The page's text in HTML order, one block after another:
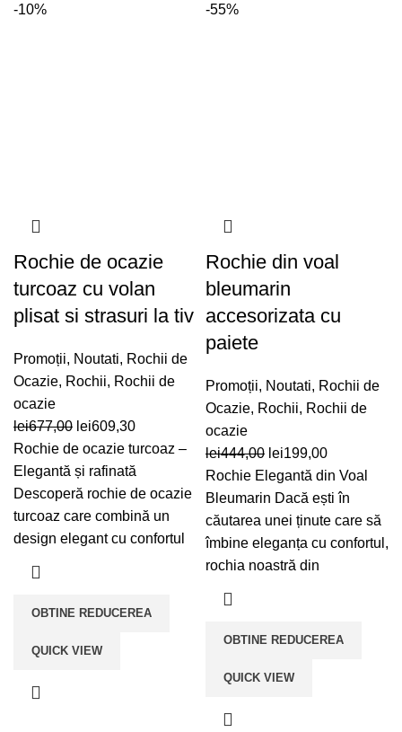
-10%
Rochie de ocazie
turcoaz cu volan
plisat si strasuri la tiv
Promoții, Noutati, Rochii de
Ocazie, Rochii, Rochii de
ocazie
lei677,00 Prețul
inițial
a
fost:
lei677,00.
lei609,30Prețul
curent
este:
lei609,30.
Rochie de ocazie turcoaz –
Elegantă și rafinată
Descoperă rochie de ocazie
turcoaz care combină un
design elegant cu confortul
OBTINE REDUCEREA
QUICK VIEW
-55%
Rochie din voal
bleumarin
accesorizata cu
paiete
Promoții, Noutati, Rochii de
Ocazie, Rochii, Rochii de
ocazie
lei444,00 Prețul
inițial
a
fost:
lei444,00.
lei199,00Prețul
curent
este:
lei199,00.
Rochie Elegantă din Voal
Bleumarin Dacă ești în
căutarea unei ținute care să
îmbine eleganța cu confortul,
rochia noastră din
OBTINE REDUCEREA
QUICK VIEW